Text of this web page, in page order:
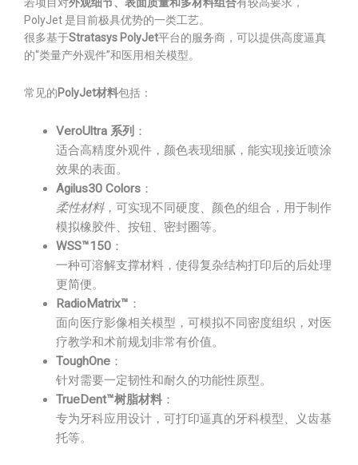
PolyJet 是目前极具优势的一类工艺。
很多基于Stratasys PolyJet平台的服务商，可以提供高度逼真
的“类量产外观件”和医用相关模型。
常见的PolyJet材料包括：
VeroUltra 系列 ：
适合高精度外观件，颜色表现细腻，能实现接近喷涂
效果的表面。
Agilus30 Colors ：
柔性材料，可实现不同硬度、颜色的组合，用于制作
模拟橡胶件、按钮、密封圈等。
WSS™150 ：
一种可溶解支撑材料，使得复杂结构打印后的后处理
更简便。
RadioMatrix™ ：
面向医疗影像相关模型，可模拟不同密度组织，对医
疗教学和术前规划非常有价值。
ToughOne ：
针对需要一定韧性和耐久的功能性原型。
TrueDent™树脂材料 ：
专为牙科应用设计，可打印逼真的牙科模型、义齿基
托等。